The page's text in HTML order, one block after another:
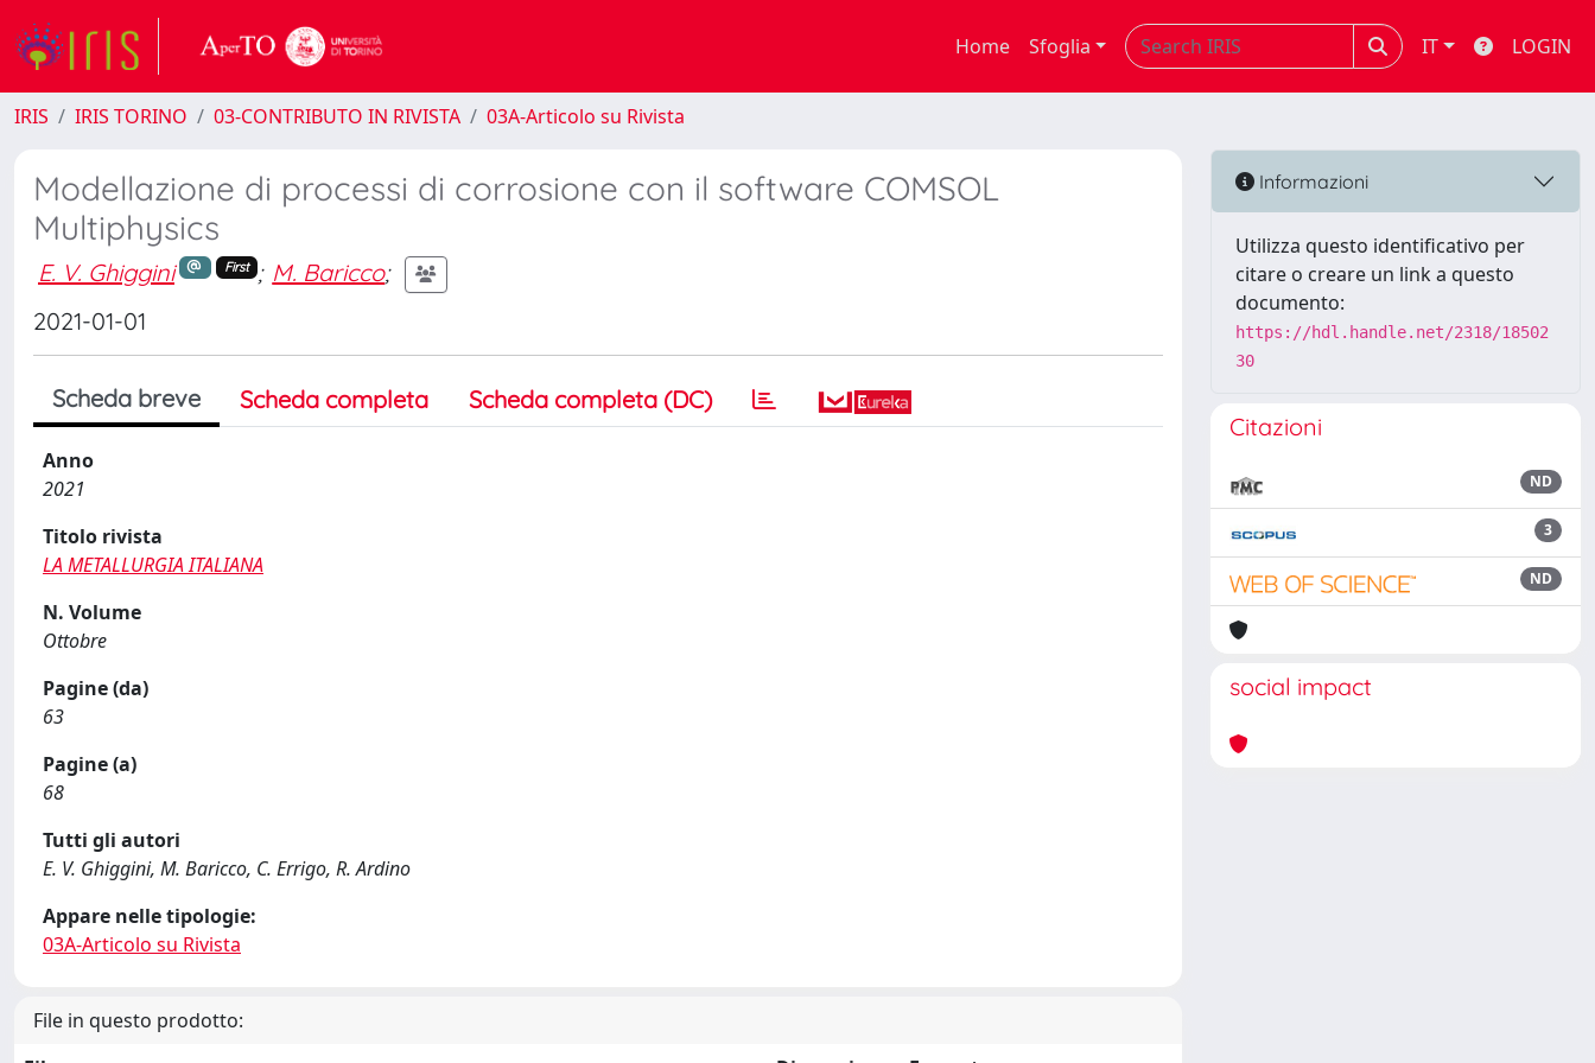
Home Sfoglia IT LOGIN
IRIS IRIS TORINO 03-CONTRIBUTO IN RIVISTA 03A-Articolo su Rivista
Modellazione di processi di corrosione con il software COMSOL
Multiphysics
E. V. Ghiggini First ; M. Baricco;
2021-01-01
Scheda breve Scheda completa Scheda completa (DC)
Anno
2021
Titolo rivista
LA METALLURGIA ITALIANA
N. Volume
Ottobre
Pagine (da)
63
Pagine (a)
68
Tutti gli autori
E. V. Ghiggini, M. Baricco, C. Errigo, R. Ardino
Appare nelle tipologie:
03A-Articolo su Rivista
File in questo prodotto:
Informazioni
Utilizza questo identificativo per
citare o creare un link a questo
documento:
https://hdl.handle.net/2318/18502
30
Citazioni
ND
3
ND
social impact